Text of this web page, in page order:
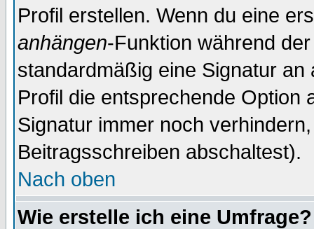
Profil erstellen. Wenn du eine
anhängen-Funktion während
standardmäßig eine Signatur
Profil die entsprechende Option
Signatur immer noch
Beitragsschreiben abschaltest).
Nach oben
Wie erstelle ich eine Umfrage?